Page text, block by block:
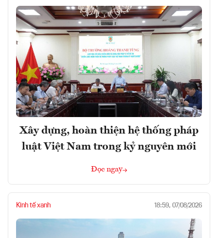
Xây dựng, hoàn thiện hệ thống pháp
luật Việt Nam trong kỷ nguyên mới
Đọc ngay
Kinh tế xanh 18:59, 07/08/2026